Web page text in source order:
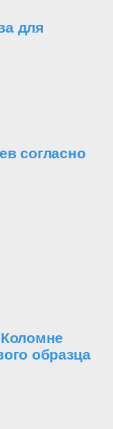
для
согласно
образца